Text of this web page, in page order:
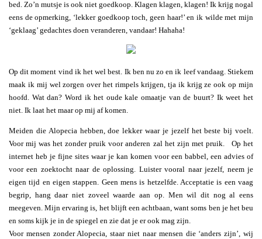
bed. Zo’n mutsje is ook niet goedkoop. Klagen klagen, klagen! Ik krijg nogal
eens de opmerking, ‘lekker goedkoop toch, geen haar!’ en ik wilde met mijn
‘geklaag’ gedachtes doen veranderen, vandaar! Hahaha!
Op dit moment vind ik het wel best. Ik ben nu zo en ik leef vandaag. Stiekem
maak ik mij wel zorgen over het rimpels krijgen, tja ik krijg ze ook op mijn
hoofd. Wat dan? Word ik het oude kale omaatje van de buurt? Ik weet het
niet. Ik laat het maar op mij af komen.
Meiden die Alopecia hebben, doe lekker waar je jezelf het beste bij voelt.
Voor mij was het zonder pruik voor anderen zal het zijn met pruik. Op het
internet heb je fijne sites waar je kan komen voor een babbel, een advies of
voor een zoektocht naar de oplossing. Luister vooral naar jezelf, neem je
eigen tijd en eigen stappen. Geen mens is hetzelfde. Acceptatie is een vaag
begrip, hang daar niet zoveel waarde aan op. Men wil dit nog al eens
meegeven. Mijn ervaring is, het blijft een achtbaan, want soms ben je het beu
en soms kijk je in de spiegel en zie dat je er ook mag zijn.
Voor mensen zonder Alopecia, staar niet naar mensen die ‘anders zijn’, wij